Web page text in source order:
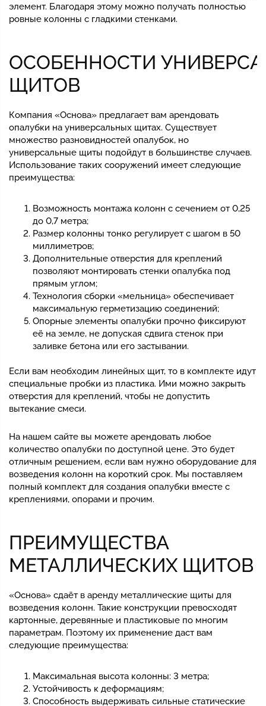
элемент. Благодаря этому можно получать полностью
ровные колонны с гладкими стенками.
ОСОБЕННОСТИ
ЩИТОВ
Компания «Основа» предлагает вам арендовать
опалубки на универсальных щитах. Существует
множество разновидностей опалубок, но
универсальные щиты подойдут в большинстве случаев.
Использование таких сооружений имеет следующие
преимущества:
Возможность монтажа колонн с сечением от 0,25
до 0,7 метра;
Размер колонны тонко регулирует с шагом в 50
миллиметров;
Дополнительные отверстия для креплений
позволяют монтировать стенки опалубка под
прямым углом;
Технология сборки «мельница» обеспечивает
максимальную герметизацию соединений;
Опорные элементы опалубки прочно фиксируют
её на земле, не допуская сдвига стенок при
заливке бетона или его застывании.
Если вам необходим линейных щит, то в комплекте идут
специальные пробки из пластика. Ими можно закрыть
отверстия для креплений, чтобы не допустить
вытекание смеси.
На нашем сайте вы можете арендовать любое
количество опалубки по доступной цене. Это будет
отличным решением, если вам нужно оборудование для
возведения колонн на короткий срок. Мы поставляем
полный комплект для создания опалубки вместе с
креплениями, опорами и прочим.
ПРЕИМУЩЕСТВА
МЕТАЛЛИЧЕСКИХ ЩИТОВ
«Основа» сдаёт в аренду металлические щиты для
возведения колонн. Такие конструкции превосходят
картонные, деревянные и пластиковые по многим
параметрам. Поэтому их применение даст вам
следующие преимущества:
Максимальная высота колонны: 3 метра;
Устойчивость к деформациям;
Способность выдерживать сильные статические